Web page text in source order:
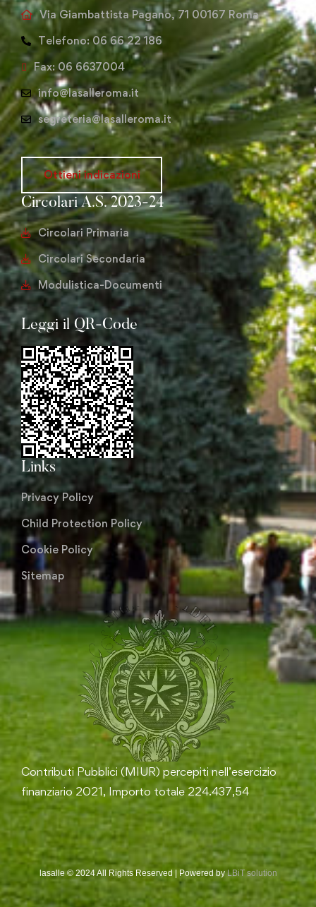
Via Giambattista Pagano, 71 00167 Roma
Telefono: 06 66 22 186
Fax: 06 6637004
info@lasalleroma.it
segreteria@lasalleroma.it
Ottieni indicazioni
Circolari A.S. 2023-24
Circolari Primaria
Circolari Secondaria
Modulistica-Documenti
Leggi il QR-Code
Links
Privacy Policy
Child Protection Policy
Cookie Policy
Sitemap
Contributi Pubblici (MIUR) percepiti nell’esercizio
finanziario 2021, Importo totale 224.437,54
lasalle © 2024 All Rights Reserved | Powered byLBiT solution